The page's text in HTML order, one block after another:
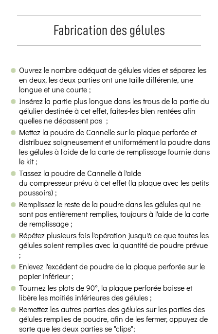
Fabrication des gélules
Ouvrez le nombre adéquat de gélules vides et séparez les
en deux, les deux parties ont une taille différente, une
longue et une courte ;
Insérez la partie plus longue dans les trous de la partie du
gélulier destinée à cet effet, faites-les bien rentées afin
quelles ne dépassent pas ;
Mettez la poudre de Cannelle sur la plaque perforée et
distribuez soigneusement et uniformément la poudre dans
les gélules à l'aide de la carte de remplissage fournie dans
le kit ;
Tassez la poudre de Cannelle à l'aide
du compresseur prévu à cet effet (la plaque avec les petits
poussoirs) ;
Remplissez le reste de la poudre dans les gélules qui ne
sont pas entièrement remplies, toujours à l'aide de la carte
de remplissage ;
Répétez plusieurs fois l'opération jusqu'à ce que toutes les
gélules soient remplies avec la quantité de poudre prévue
;
Enlevez l'excédent de poudre de la plaque perforée sur le
papier inférieur ;
Tournez les plots de 90°, la plaque perforée baisse et
libère les moitiés inférieures des gélules ;
Remettez les autres parties des gélules sur les parties des
gélules remplies de poudre, afin de les fermer, appuyez de
sorte que les deux parties se "clips";